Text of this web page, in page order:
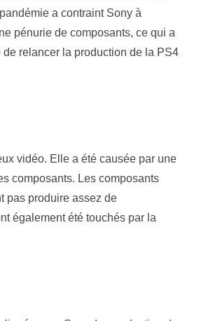
a contraint Sony à
pénurie de composants, ce qui a
relancer la production de la PS4
vidéo. Elle a été causée par une
composants. Les composants
pas produire assez de
également été touchés par la